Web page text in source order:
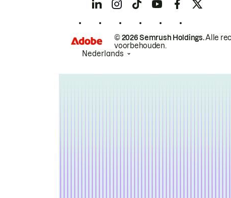
© 2026 Semrush Holdings.Alle
voorbehouden.
Nederlands